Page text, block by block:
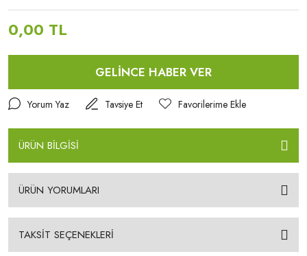
0,00 TL
GELİNCE HABER VER
Yorum Yaz Tavsiye Et
ÜRÜN BİLGİSİ
ÜRÜN YORUMLARI
TAKSİT SEÇENEKLERİ